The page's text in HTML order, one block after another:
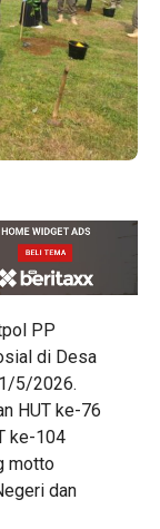
PP
di Desa
5/2026.
HUT ke-76
ke-104
motto
dan